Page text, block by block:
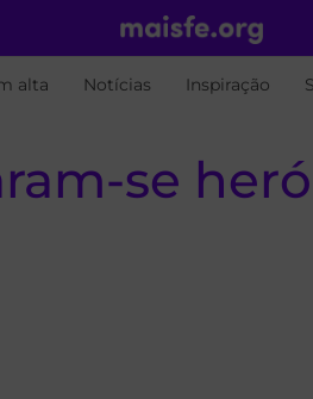
alta Notícias Inspiração
se